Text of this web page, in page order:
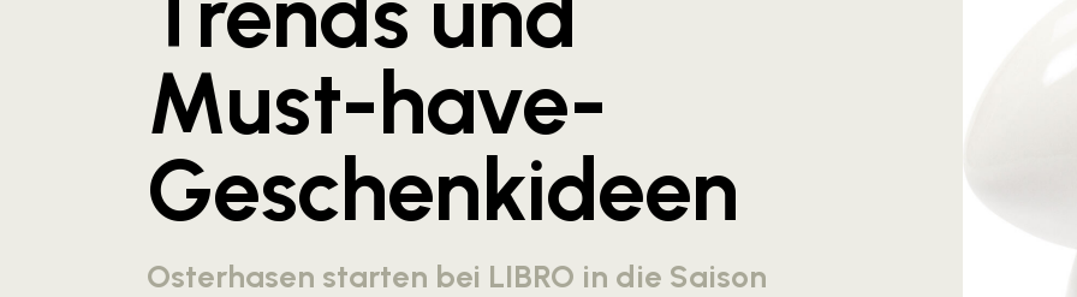
Must-have-
Geschenkideen
Osterhasen starten bei LIBRO in die Saison